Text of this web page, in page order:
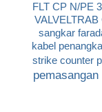
FLT CP N/PE
sangkar
kabel
strike counter